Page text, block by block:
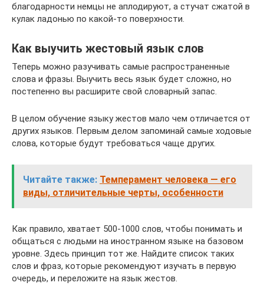
благодарности немцы не аплодируют, а стучат сжатой в
кулак ладонью по какой-то поверхности.
Как выучить жестовый язык слов
Теперь можно разучивать самые распространенные
слова и фразы. Выучить весь язык будет сложно, но
постепенно вы расширите свой словарный запас.
В целом обучение языку жестов мало чем отличается от
других языков. Первым делом запоминай самые ходовые
слова, которые будут требоваться чаще других.
Читайте также: Темперамент человека — его
виды, отличительные черты, особенности
Как правило, хватает 500-1000 слов, чтобы понимать и
общаться с людьми на иностранном языке на базовом
уровне. Здесь принцип тот же. Найдите список таких
слов и фраз, которые рекомендуют изучать в первую
очередь, и переложите на язык жестов.